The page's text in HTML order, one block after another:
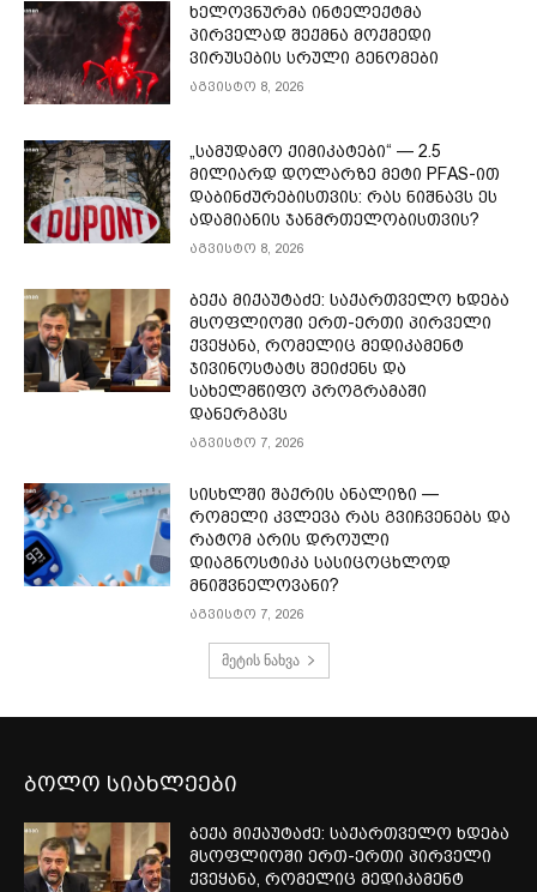
ხელოვნურმა ინტელექტმა
პირველად შექმნა მოქმედი
ვირუსების სრული გენომები
აგვისტო 8, 2026
„სამუდამო ქიმიკატები“ — 2.5
მილიარდ დოლარზე მეტი PFAS-ით
დაბინძურებისთვის: რას ნიშნავს ეს
ადამიანის ჯანმრთელობისთვის?
აგვისტო 8, 2026
ბექა მიქაუტაძე: საქართველო ხდება
მსოფლიოში ერთ-ერთი პირველი
ქვეყანა, რომელიც მედიკამენტ
ჯივინოსტატს შეიძენს და
სახელმწიფო პროგრამაში
დანერგავს
აგვისტო 7, 2026
სისხლში შაქრის ანალიზი —
რომელი კვლევა რას გვიჩვენებს და
რატომ არის დროული
დიაგნოსტიკა სასიცოცხლოდ
მნიშვნელოვანი?
აგვისტო 7, 2026
მეტის ნახვა
ბოლო სიახლეები
ბექა მიქაუტაძე: საქართველო ხდება
მსოფლიოში ერთ-ერთი პირველი
ქვეყანა, რომელიც მედიკამენტ